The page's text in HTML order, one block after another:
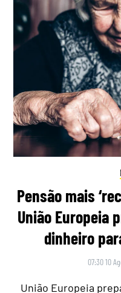
Pensão mais
União Europeia
dinheiro
07:30 10
União Europeia